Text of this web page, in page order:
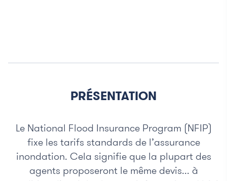
PRÉSENTATION
Le National Flood Insurance Program (NFIP)
fixe les tarifs standards de l’assurance
inondation. Cela signifie que la plupart des
agents proposeront le même devis... à